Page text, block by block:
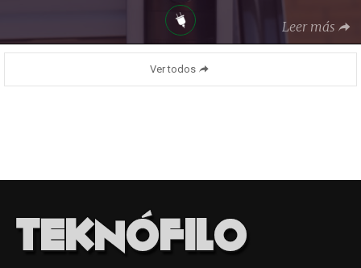
Leer más
Ver todos